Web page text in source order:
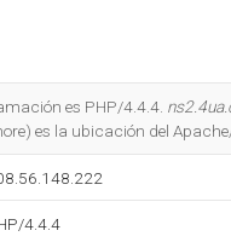
es PHP/4.4.4.
es la ubicación del
4.4.4